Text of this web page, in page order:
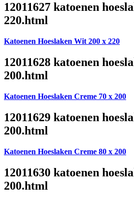
12011627 katoenen
220.html
Katoenen Hoeslaken Wit 200 x 220
12011628 katoenen
200.html
Katoenen Hoeslaken Creme 70 x 200
12011629 katoenen
200.html
Katoenen Hoeslaken Creme 80 x 200
12011630 katoenen
200.html